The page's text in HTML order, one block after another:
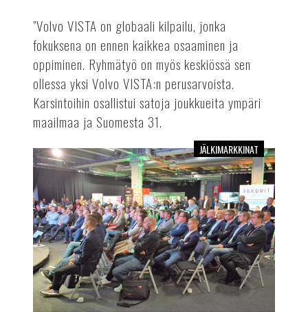
”Volvo VISTA on globaali kilpailu, jonka
fokuksena on ennen kaikkea osaaminen ja
oppiminen. Ryhmätyö on myös keskiössä sen
ollessa yksi Volvo VISTA:n perusarvoista.
Karsintoihin osallistui satoja joukkueita ympäri
maailmaa ja Suomesta 31.
Onnistunut
tapahtumapäivä:
AKL
Tech
Day
veti
väen
Jyväskylään
JÄLKIMARKKINAT